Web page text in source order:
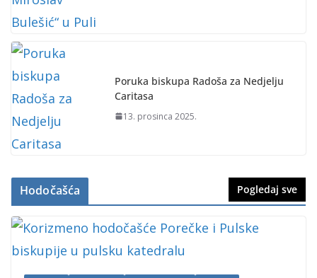
Poruka biskupa Radoša za Nedjelju
Caritasa
13. prosinca 2025.
Hodočašća Pogledaj sve